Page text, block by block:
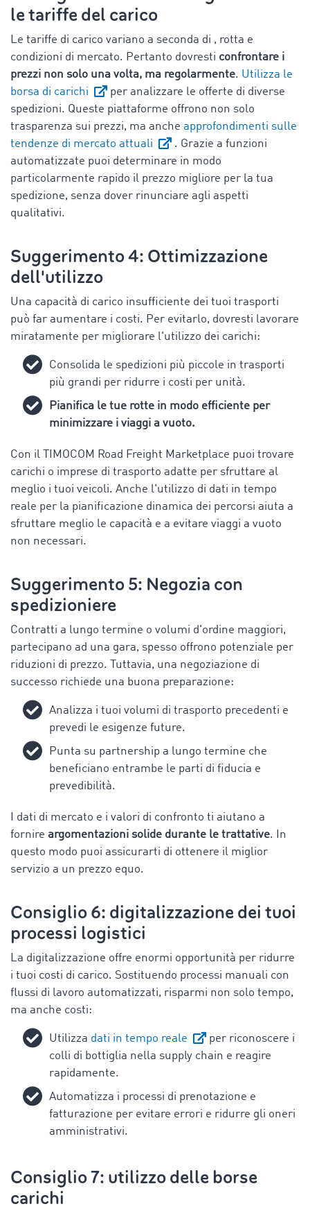
le tariffe del carico
Le tariffe di carico variano a seconda di , rotta e
condizioni di mercato. Pertanto dovresti confrontare i
prezzi non solo una volta, ma regolarmente. Utilizza le
borsa di carichi
per analizzare le offerte di diverse
spedizioni. Queste piattaforme offrono non solo
trasparenza sui prezzi, ma anche approfondimenti sulle
tendenze di mercato attuali
. Grazie a funzioni
automatizzate puoi determinare in modo
particolarmente rapido il prezzo migliore per la tua
spedizione, senza dover rinunciare agli aspetti
qualitativi.
Suggerimento 4: Ottimizzazione
dell'utilizzo
Una capacità di carico insufficiente dei tuoi trasporti
può far aumentare i costi. Per evitarlo, dovresti lavorare
miratamente per migliorare l'utilizzo dei carichi:
Consolida le spedizioni più piccole in trasporti
più grandi per ridurre i costi per unità.
Pianifica le tue rotte in modo efficiente per
minimizzare i viaggi a vuoto.
Con il TIMOCOM Road Freight Marketplace puoi trovare
carichi o imprese di trasporto adatte per sfruttare al
meglio i tuoi veicoli. Anche l'utilizzo di dati in tempo
reale per la pianificazione dinamica dei percorsi aiuta a
sfruttare meglio le capacità e a evitare viaggi a vuoto
non necessari.
Suggerimento 5: Negozia con
spedizioniere
Contratti a lungo termine o volumi d'ordine maggiori,
partecipano ad una gara, spesso offrono potenziale per
riduzioni di prezzo. Tuttavia, una negoziazione di
successo richiede una buona preparazione:
Analizza i tuoi volumi di trasporto precedenti e
prevedi le esigenze future.
Punta su partnership a lungo termine che
beneficiano entrambe le parti di fiducia e
prevedibilità.
I dati di mercato e i valori di confronto ti aiutano a
fornire argomentazioni solide durante le trattative. In
questo modo puoi assicurarti di ottenere il miglior
servizio a un prezzo equo.
Consiglio 6: digitalizzazione dei tuoi
processi logistici
La digitalizzazione offre enormi opportunità per ridurre
i tuoi costi di carico. Sostituendo processi manuali con
flussi di lavoro automatizzati, risparmi non solo tempo,
ma anche costi:
Utilizza dati in tempo reale
per riconoscere i
colli di bottiglia nella supply chain e reagire
rapidamente.
Automatizza i processi di prenotazione e
fatturazione per evitare errori e ridurre gli oneri
amministrativi.
Consiglio 7: utilizzo delle borse
carichi